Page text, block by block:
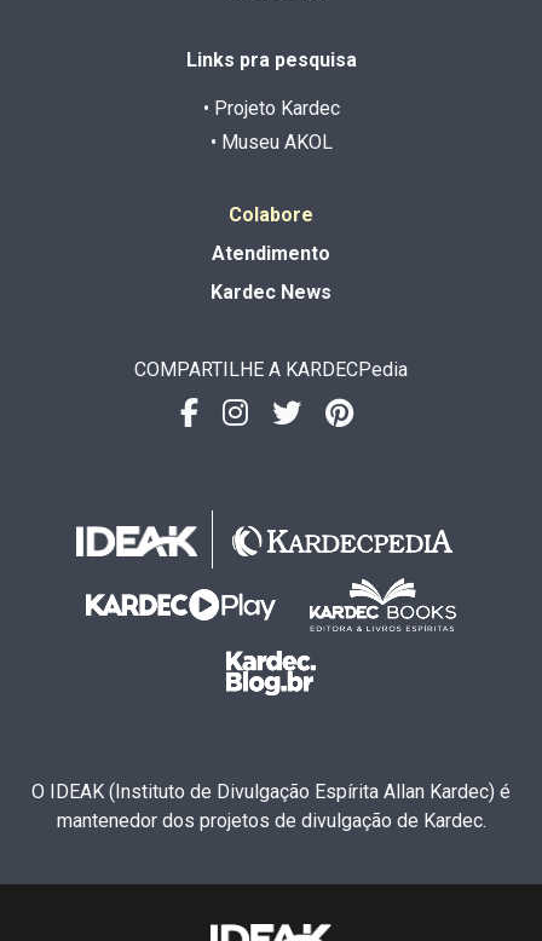
Links pra pesquisa
• Projeto Kardec
• Museu AKOL
Colabore
Atendimento
Kardec News
COMPARTILHE A KARDECPedia
O IDEAK (Instituto de Divulgação Espírita Allan Kardec) é
mantenedor dos projetos de divulgação de Kardec.